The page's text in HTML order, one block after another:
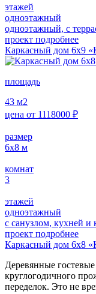
этажей
одноэтажный
одноэтажный, с
проект подробнее
Каркасный дом 6х9
площадь
43 м2
цена от 1118000 ₽
размер
6х8 м
комнат
3
этажей
одноэтажный
с санузлом, кухней и
проект подробнее
Каркасный дом 6х8
Деревянные
круглогодичного
переделок. Это не